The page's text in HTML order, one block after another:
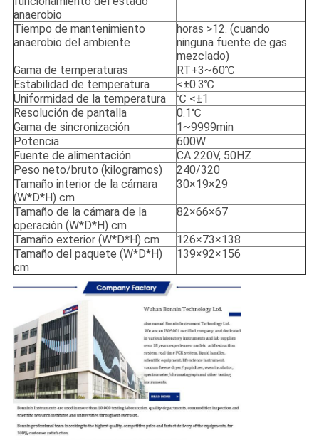
anaerobio
Tiempo de mantenimiento
anaerobio del ambiente
horas >12. (cuando
ninguna fuente de gas
mezclado)
Gama de temperaturas
RT+3~60℃
Estabilidad de temperatura
<±0.3℃
Uniformidad de la temperatura
℃ <±1
Resolución de pantalla
0.1℃
Gama de sincronización
1~9999min
Potencia
600W
Fuente de alimentación
CA 220V, 50HZ
Peso neto/bruto (kilogramos)
240/320
Tamaño interior de la cámara
(W*D*H) cm
30×19×29
Tamaño de la cámara de la
operación (W*D*H) cm
82×66×67
Tamaño exterior (W*D*H) cm
126×73×138
Tamaño del paquete (W*D*H)
cm
139×92×156